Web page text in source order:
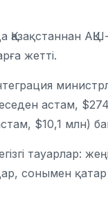
жетті.
астам,
$10,1 млн)
тауарлар:
сонымен